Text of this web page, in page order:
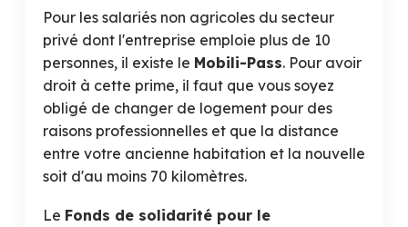
Pour les salariés non agricoles du secteur
privé dont l'entreprise emploie plus de 10
personnes, il existe le Mobili-Pass. Pour avoir
droit à cette prime, il faut que vous soyez
obligé de changer de logement pour des
raisons professionnelles et que la distance
entre votre ancienne habitation et la nouvelle
soit d'au moins 70 kilomètres.
Le Fonds de solidarité pour le